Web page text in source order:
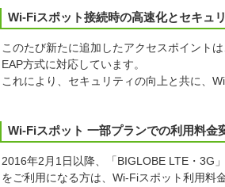
Wi-Fiスポット接続時の高速化とセキュ
このたび新たに追加したアクセスポイント
EAP方式に対応しています。
これにより、セキュリティの向上と共に、
Wi-Fiスポット 一部プランでの利用料金
2016年2月1日以降、「BIGLOBE LTE・3G
をご利用になる方は、Wi-Fiスポット利用料